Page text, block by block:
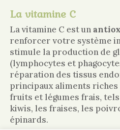
La vitamine C
La vitamine C est un
renforcer votre système
stimule la production de
(lymphocytes et
réparation des tissus
principaux aliments riches
fruits et légumes frais,
kiwis, les fraises, les
épinards.